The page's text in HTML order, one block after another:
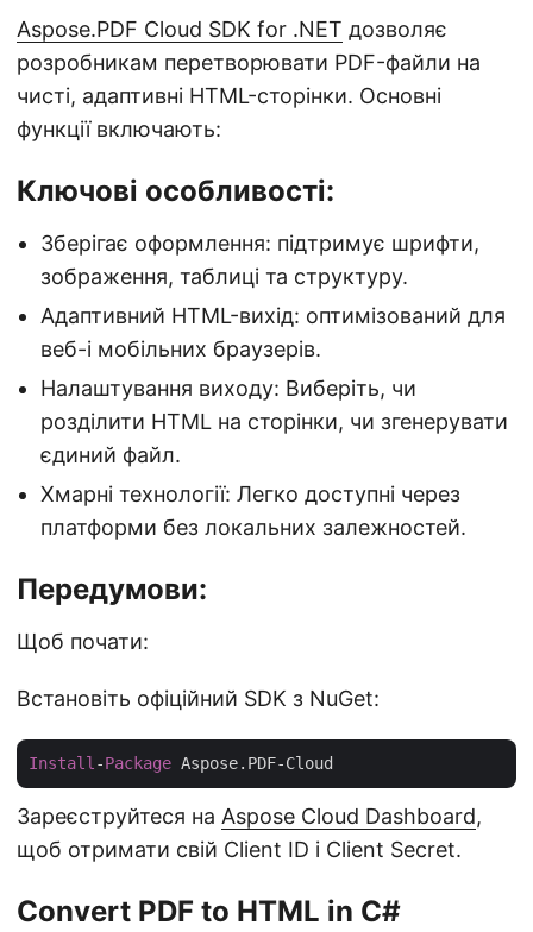
Aspose.PDF Cloud SDK for .NET дозволяє
розробникам перетворювати PDF-файли на
чисті, адаптивні HTML-сторінки. Основні
функції включають:
Ключові особливості:
Зберігає оформлення: підтримує шрифти,
зображення, таблиці та структуру.
Адаптивний HTML-вихід: оптимізований для
веб-і мобільних браузерів.
Налаштування виходу: Виберіть, чи
розділити HTML на сторінки, чи згенерувати
єдиний файл.
Хмарні технології: Легко доступні через
платформи без локальних залежностей.
Передумови:
Щоб почати:
Встановіть офіційний SDK з NuGet:
Install -Package
Зареєструйтеся на Aspose Cloud Dashboard,
щоб отримати свій Client ID і Client Secret.
Convert PDF to HTML in C#